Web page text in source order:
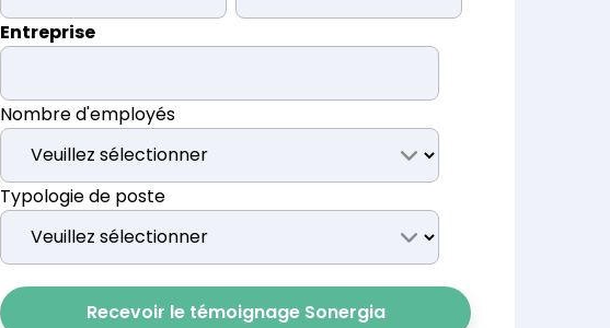
Faites le point sur vos démarches ESG et toutes vos obligations
réglementaires
Entreprise
Nombre d'employés
Typologie de poste